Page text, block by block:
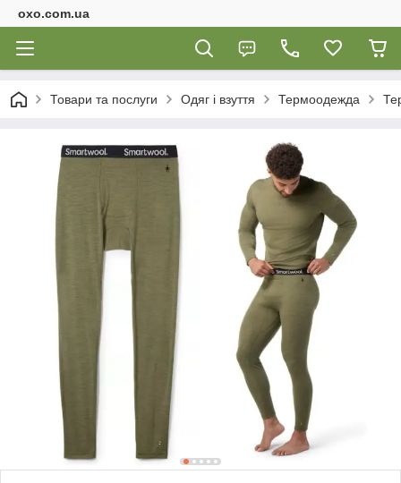
oxo.com.ua
Товари та послуги Одяг і взуття Термоодежда